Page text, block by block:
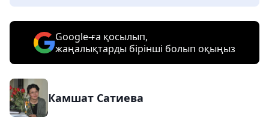
Google-ға қосылып,
жаңалықтарды бірінші болып оқыңыз
Камшат Сатиева